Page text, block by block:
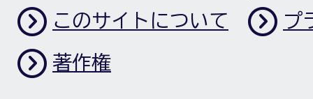
このサイトについて プ
著作権